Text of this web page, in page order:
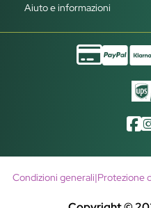
Aiuto e informazioni
Condizioni generali|Protezione